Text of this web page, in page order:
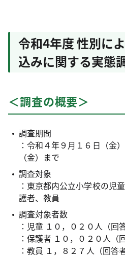
令和4年度 性別に
込みに関する実態
＜調査の概要＞
調査期間
：令和４年９月１６日（金
（金）まで
調査対象
：東京都内公立小学校の児
護者、教員
調査対象者数
：児童 １０，０２０人（回
：保護者 １０，０２０人（
：教員 １，８２７人（回答